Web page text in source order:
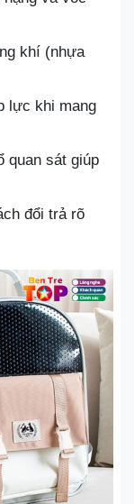
khí (nhựa
lực khi mang
quan sát giúp
đổi trả rõ